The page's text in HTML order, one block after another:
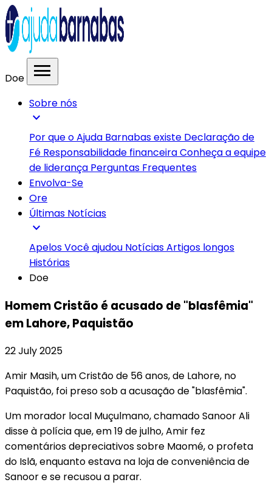
Doe menu
Sobre nós
expand_more
Por que o Ajuda Barnabas existe Declaração de
Fé Responsabilidade financeiraConheça a equipe
de liderança Perguntas Frequentes
Envolva-Se
Ore
Últimas Notícias
expand_more
ApelosVocê ajudou NotíciasArtigos longos
Histórias
Doe
Homem Cristão é acusado de "blasfêmia"
em Lahore, Paquistão
22 July 2025
Amir Masih, um Cristão de 56 anos, de Lahore, no
Paquistão, foi preso sob a acusação de "blasfêmia".
Um morador local Muçulmano, chamado Sanoor Ali
disse à polícia que, em 19 de julho, Amir fez
comentários depreciativos sobre Maomé, o profeta
do Islã, enquanto estava na loja de conveniência de
Sanoor e se recusou a parar.